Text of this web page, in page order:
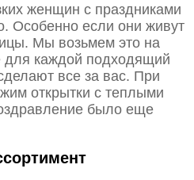
женщин с праздниками
Особенно если они живут
Мы возьмем это на
для каждой подходящий
все за вас. При
открытки с теплыми
было еще